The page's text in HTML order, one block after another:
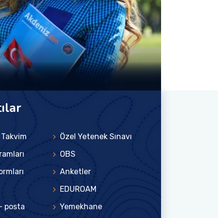
Özel Yetenek Sınavı
OBS
Anketler
EDUROAM
posta
Yemekhane